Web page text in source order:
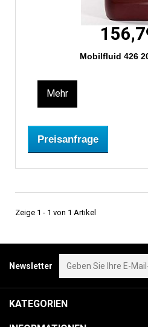
Mobilfluid 426
Mehr
Preisanfrage
Zeige 1 - 1 von 1 Artikel
Newsletter
KATEGORIEN